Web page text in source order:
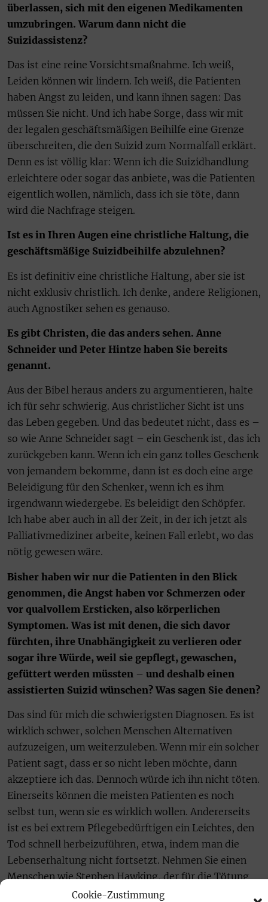
Cookie-Zustimmung
überlassen, sich mit den eigenen Medikamenten
umzubringen. Warum dann nicht die
Suizidassistenz?
Das ist eine reine Vorsichtsmaßnahme. Ich weiß,
Leiden können wir lindern. Ich weiß, die Patienten
haben Angst zu leiden, und kann ihnen sagen: Das
müssen Sie nicht. Und ich habe Sorge, dass wir mit
der legalen geschäftsmäßigen Beihilfe eine Grenze
überschreiten, die den Suizid zum Normalfall erklärt.
Denn es ist völlig klar: Wenn ich die Suizidhandlung
erleichtere oder sogar das anbiete, was die Patienten
eigentlich wollen, nämlich, dass ich sie töte, dann
wird die Nachfrage steigen.
Ist es in Ihren Augen eine christliche Haltung, die
geschäftsmäßige Suizidbeihilfe abzulehnen?
Es ist definitiv eine christliche Haltung, aber sie ist
nicht exklusiv christlich. Ich denke, andere Religionen,
auch Agnostiker sehen es genauso.
Es gibt Christen, die das anders sehen. Anne
Schneider und Peter Hintze haben Sie bereits
genannt.
Aus der Bibel heraus anders zu argumentieren, halte
ich für sehr schwierig. Aus christlicher Sicht ist uns
das Leben gegeben. Und das bedeutet nicht, dass es –
so wie Anne Schneider sagt – ein Geschenk ist, das ich
zurückgeben kann. Wenn ich ein ganz tolles Geschenk
von jemandem bekomme, dann ist es doch eine arge
Beleidigung für den Schenker, wenn ich es ihm
irgendwann wiedergebe. Es beleidigt den Schöpfer.
Ich habe aber auch in all der Zeit, in der ich jetzt als
Palliativmediziner arbeite, keinen Fall erlebt, wo das
nötig gewesen wäre.
Bisher haben wir nur die Patienten in den Blick
genommen, die Angst haben vor Schmerzen oder
vor qualvollem Ersticken, also körperlichen
Symptomen. Was ist mit denen, die sich davor
fürchten, ihre Unabhängigkeit zu verlieren oder
sogar ihre Würde, weil sie gepflegt, gewaschen,
gefüttert werden müssten – und deshalb einen
assistierten Suizid wünschen? Was sagen Sie denen?
Das sind für mich die schwierigsten Diagnosen. Es ist
wirklich schwer, solchen Menschen Alternativen
aufzuzeigen, um weiterzuleben. Wenn mir ein solcher
Patient sagt, dass er so nicht leben möchte, dann
akzeptiere ich das. Dennoch würde ich ihn nicht töten.
Einerseits können die meisten Patienten es noch
selbst tun, wenn sie es wirklich wollen. Andererseits
ist es bei extrem Pflegebedürftigen ein Leichtes, den
Tod schnell herbeizuführen, etwa, indem man die
Lebenserhaltung nicht fortsetzt. Nehmen Sie einen
Menschen wie Stephen Hawking, der für die Tötung
auf Verlangen geworben hat …